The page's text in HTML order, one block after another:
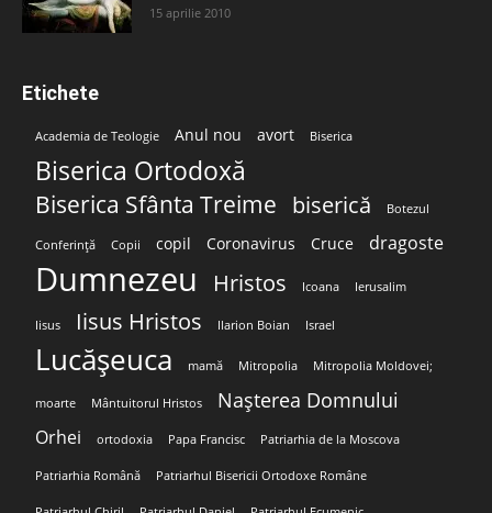
15 aprilie 2010
Etichete
Academia de Teologie Anul nou avort Biserica
Biserica Ortodoxă
Biserica Sfânta Treime biserică Botezul
Conferință Copii copil Coronavirus Cruce dragoste
Dumnezeu Hristos Icoana Ierusalim
Iisus Iisus Hristos Ilarion Boian Israel
Lucășeuca mamă Mitropolia Mitropolia Moldovei;
moarte Mântuitorul Hristos Nașterea Domnului
Orhei ortodoxia Papa Francisc Patriarhia de la Moscova
Patriarhia Română Patriarhul Bisericii Ortodoxe Române